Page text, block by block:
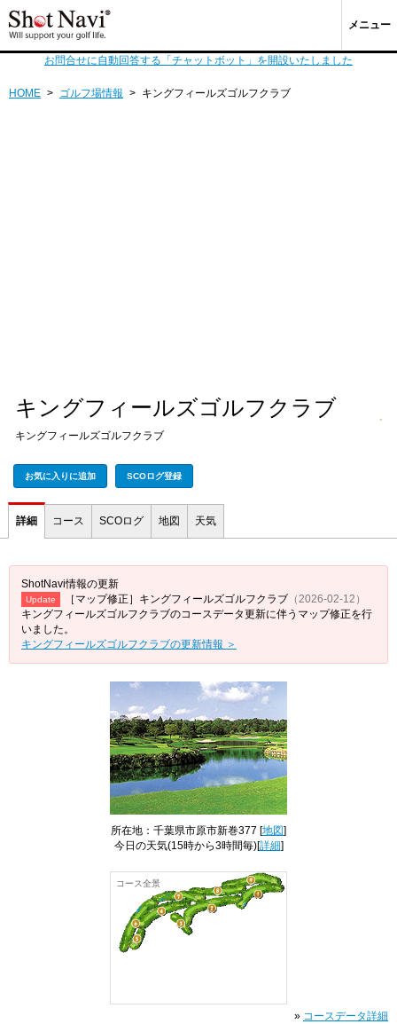
メニュー
お問合せに自動回答する「チャットボット」を開設いたしました
HOME > ゴルフ場情報 > キングフィールズゴルフクラブ
キングフィールズゴルフクラブ
キングフィールズゴルフクラブ
お気に入りに追加 SCOログ登録
詳細 コース SCOログ 地図 天気
ShotNavi情報の更新
Update ［マップ修正］キングフィールズゴルフクラブ （2026-02-12）
キングフィールズゴルフクラブのコースデータ更新に伴うマップ修正を行
いました。
キングフィールズゴルフクラブの更新情報 ＞
所在地：千葉県市原市新巻377 [地図]
今日の天気(15時から3時間毎)[詳細]
コース全景
» コースデータ詳細